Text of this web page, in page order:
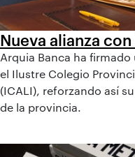
Nueva alianza con
Arquia Banca ha
el Ilustre Colegio
(ICALI), reforzando así
de la provincia.